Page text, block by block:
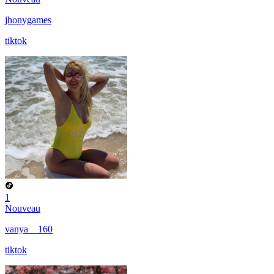
jhonygames
tiktok
1
Nouveau
vanya__160
tiktok